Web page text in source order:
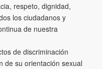
respeto, dignidad,
los ciudadanos y
de nuestra
de discriminación
de su orientación sexual